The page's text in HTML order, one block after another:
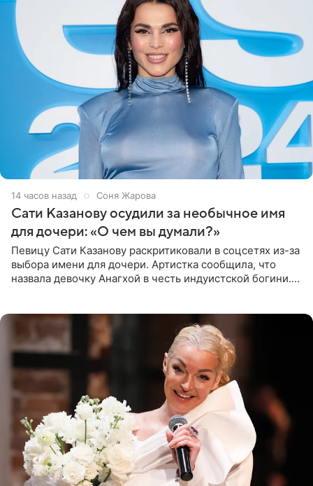
14 часов назад Соня Жарова
Сати Казанову осудили за необычное имя
для дочери: «О чем вы думали?»
Певицу Сати Казанову раскритиковали в соцсетях из-за
выбора имени для дочери. Артистка сообщила, что
назвала девочку Анагхой в честь индуистской богини.